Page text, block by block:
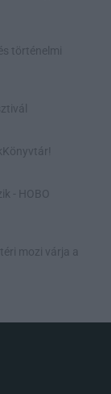
történelmi
- HOBO
mozi várja a